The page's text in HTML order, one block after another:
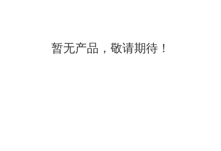
暂无产品，敬请期待！